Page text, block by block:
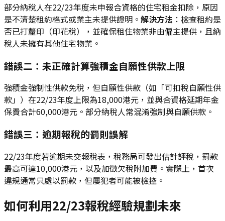
部分納稅人在22/23年度未申報合資格的住宅租金扣除，原因
是不清楚租約格式或業主未提供證明。 解決方法 ：檢查租約是
否已打釐印（印花稅），並確保租住物業非由僱主提供，且納
稅人未擁有其他住宅物業。
錯誤二：未正確計算強積金自願性供款上限
強積金強制性供款免稅，但自願性供款（如「可扣稅自願性供
款」）在22/23年度上限為18,000港元，並與合資格延期年金
保費合計60,000港元。部分納稅人常混淆強制與自願供款。
錯誤三：逾期報稅的罰則誤解
22/23年度若逾期未交報稅表，稅務局可發出估計評稅，罰款
最高可達10,000港元，以及加徵欠稅附加費。實際上，首次
違規通常只處以罰款，但屢犯者可能被檢控。
如何利用22/23報稅經驗規劃未來